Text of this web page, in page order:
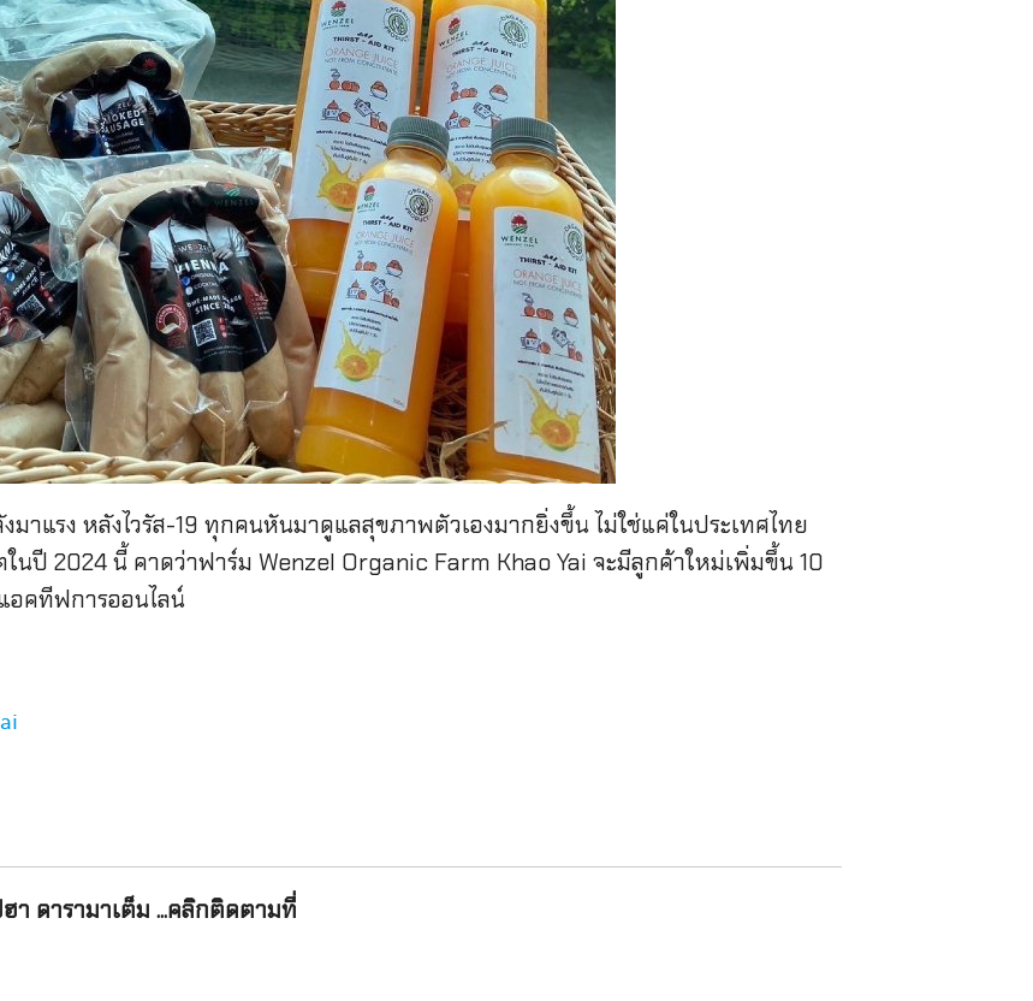
มาแรง หลังไวรัส-19 ทุกคนหันมาดูแลสุขภาพตัวเองมากยิ่งขึ้น ไม่ใช่แค่ในประเทศไทย
นปี 2024 นี้ คาดว่าฟาร์ม Wenzel Organic Farm Khao Yai จะมีลูกค้าใหม่เพิ่มขึ้น 10
อคทีฟการออนไลน์
า ดารามาเต็ม ...คลิกติดตามที่